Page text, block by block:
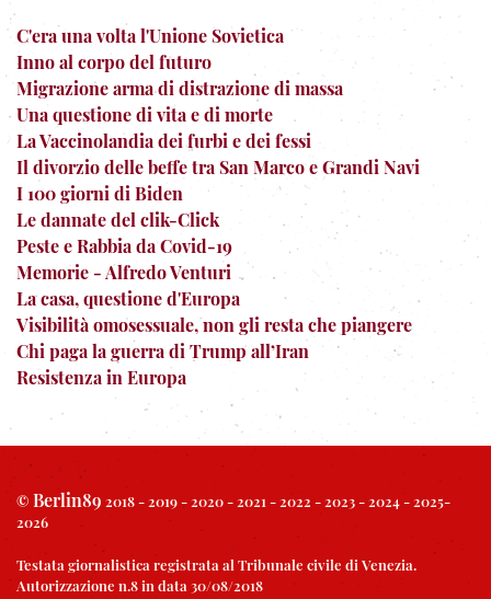
C'era una volta l'Unione Sovietica
Inno al corpo del futuro
Migrazione arma di distrazione di massa
Una questione di vita e di morte
La Vaccinolandia dei furbi e dei fessi
Il divorzio delle beffe tra San Marco e Grandi Navi
I 100 giorni di Biden
Le dannate del clik-Click
Peste e Rabbia da Covid-19
Memorie - Alfredo Venturi
La casa, questione d'Europa
Visibilità omosessuale, non gli resta che piangere
Chi paga la guerra di Trump all’Iran
Resistenza in Europa
© Berlin89 2018 - 2019 - 2020 - 2021 - 2022 - 2023 - 2024 - 2025-
2026
Testata giornalistica registrata al Tribunale civile di Venezia.
Autorizzazione n.8 in data 30/08/2018